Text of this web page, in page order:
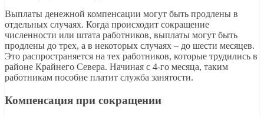
Выплаты денежной компенсации могут быть продлены в
отдельных случаях. Когда происходит сокращение
численности или штата работников, выплаты могут быть
продлены до трех, а в некоторых случаях – до шести месяцев.
Это распространяется на тех работников, которые трудились в
районе Крайнего Севера. Начиная с 4-го месяца, таким
работникам пособие платит служба занятости.
Компенсация при сокращении